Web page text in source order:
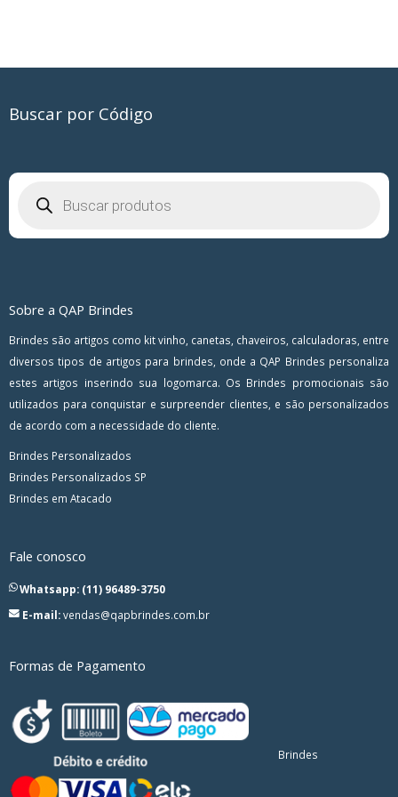
Buscar por Código
produtos
Sobre a QAP Brindes
Brindes são artigos como kit vinho, canetas, chaveiros, calculadoras, entre
diversos tipos de artigos para brindes, onde a QAP Brindes personaliza
estes artigos inserindo sua logomarca. Os Brindes promocionais são
utilizados para conquistar e surpreender clientes, e são personalizados
de acordo com a necessidade do cliente.
Brindes Personalizados
Brindes Personalizados SP
Brindes em Atacado
Fale conosco
Whatsapp: (11) 96489-3750
E-mail:vendas@qapbrindes.com.br
Formas de Pagamento
Brindes